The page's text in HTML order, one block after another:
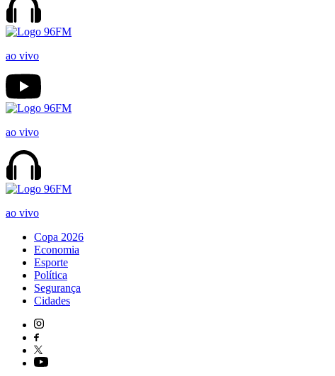
ao vivo
ao vivo
ao vivo
Copa 2026
Economia
Esporte
Política
Segurança
Cidades